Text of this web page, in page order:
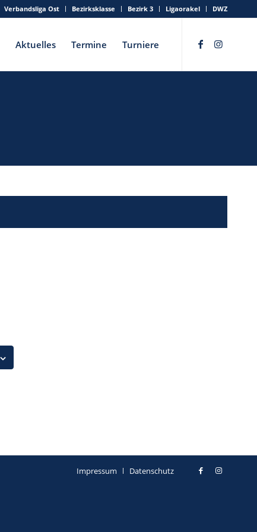
Verbandsliga Ost Bezirksklasse Bezirk 3 Ligaorakel DWZ
Aktuelles Termine Turniere
Impressum Datenschutz